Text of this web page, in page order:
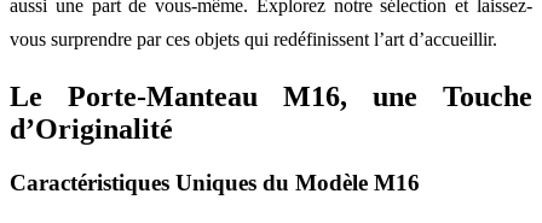
aussi une part de vous-même. Explorez notre sélection et laissez-
vous surprendre par ces objets qui redéfinissent l’art d’accueillir.
Le Porte-Manteau M16, une Touche
d’Originalité
Caractéristiques Uniques du Modèle M16